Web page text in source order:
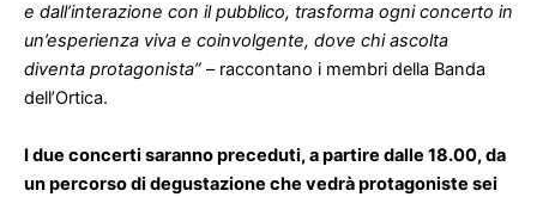
e dall’interazione con il pubblico, trasforma ogni concerto in
un’esperienza viva e coinvolgente, dove chi ascolta
diventa protagonista” – raccontano i membri della Banda
dell’Ortica.
I due concerti saranno preceduti, a partire dalle 18.00, da
un percorso di degustazione che vedrà protagoniste sei